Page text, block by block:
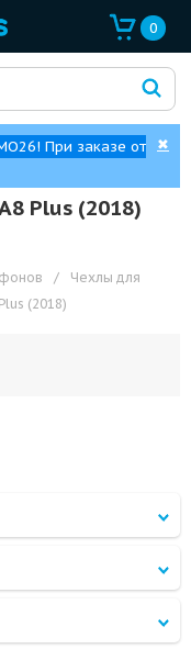
0
При заказе от
✖
Plus (2018)
/
Чехлы для
(2018)